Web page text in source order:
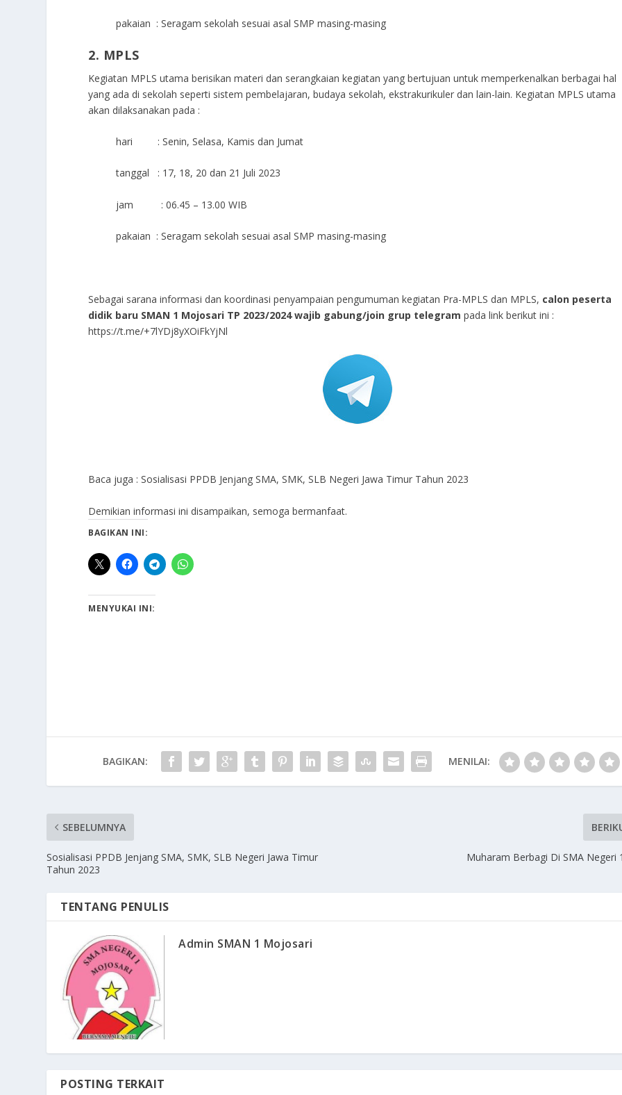
pakaian : Seragam sekolah sesuai asal SMP masing-masing
2. MPLS
Kegiatan MPLS utama berisikan materi dan serangkaian kegiatan yang bertujuan untuk memperkenalkan berbagai hal
yang ada di sekolah seperti sistem pembelajaran, budaya sekolah, ekstrakurikuler dan lain-lain. Kegiatan MPLS utama
akan dilaksanakan pada :
hari : Senin, Selasa, Kamis dan Jumat
tanggal : 17, 18, 20 dan 21 Juli 2023
jam : 06.45 – 13.00 WIB
pakaian : Seragam sekolah sesuai asal SMP masing-masing
Sebagai sarana informasi dan koordinasi penyampaian pengumuman kegiatan Pra-MPLS dan MPLS, calon peserta
didik baru SMAN 1 Mojosari TP 2023/2024 wajib gabung/join grup telegram pada link berikut ini :
https://t.me/+7lYDj8yXOiFkYjNl
Baca juga :Sosialisasi PPDB Jenjang SMA, SMK, SLB Negeri Jawa Timur Tahun 2023
Demikian informasi ini disampaikan, semoga bermanfaat.
BAGIKAN INI:
MENYUKAI INI:
BAGIKAN: MENILAI:
SEBELUMNYA
Sosialisasi PPDB Jenjang SMA, SMK, SLB Negeri Jawa Timur
Tahun 2023
Muharam Berbagi Di SMA Negeri
TENTANG PENULIS
Admin SMAN 1 Mojosari
POSTING TERKAIT